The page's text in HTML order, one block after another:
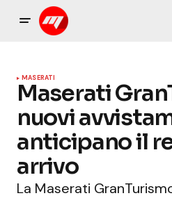
MASERATI
Maserati
nuovi
anticipano il
arrivo
La Maserati